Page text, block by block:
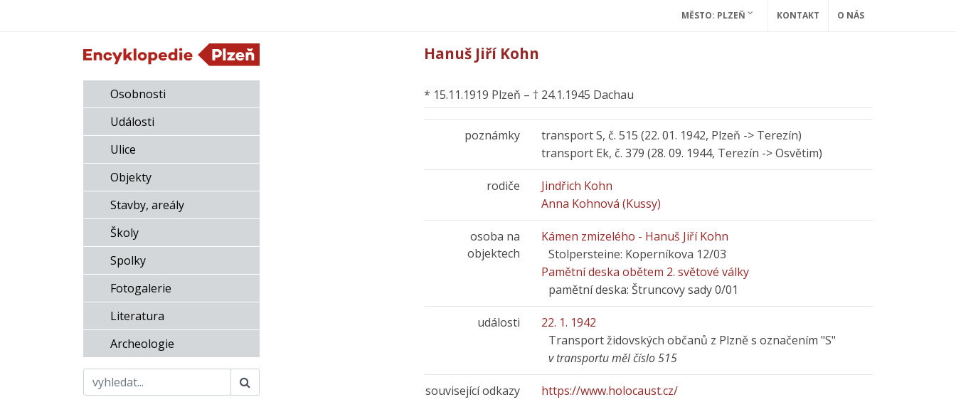
MĚSTO: PLZEŇ KONTAKT O NÁS
Osobnosti
Události
Ulice
Objekty
Stavby, areály
Školy
Spolky
Fotogalerie
Literatura
Archeologie
Hanuš Jiří Kohn
* 15.11.1919 Plzeň – † 24.1.1945 Dachau
poznámky
transport S, č. 515 (22. 01. 1942, Plzeň -> Terezín)
transport Ek, č. 379 (28. 09. 1944, Terezín -> Osvětim)
rodiče
Jindřich Kohn
Anna Kohnová (Kussy)
osoba na
objektech
Kámen zmizelého - Hanuš Jiří Kohn
Stolpersteine: Koperníkova 12/03
Pamětní deska obětem 2. světové války
pamětní deska: Štruncovy sady 0/01
události
22. 1. 1942
Transport židovských občanů z Plzně s označením "S"
v transportu měl číslo 515
související odkazy https://www.holocaust.cz/